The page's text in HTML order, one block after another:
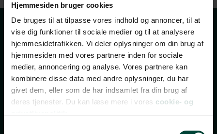
Hjemmesiden bruger cookies
De bruges til at tilpasse vores indhold og annoncer, til at
vise dig funktioner til sociale medier og til at analysere
hjemmesidetrafikken. Vi deler oplysninger om din brug af
hjemmesiden med vores partnere inden for sociale
medier, annoncering og analyse. Vores partnere kan
kombinere disse data med andre oplysninger, du har
givet dem, eller som de har indsamlet fra din brug af
deres tjenester. Du kan læse mere i vores cookie- og
Tilmeld dig vores
nyhedsbrev
TILMELD NYHEDSBREV